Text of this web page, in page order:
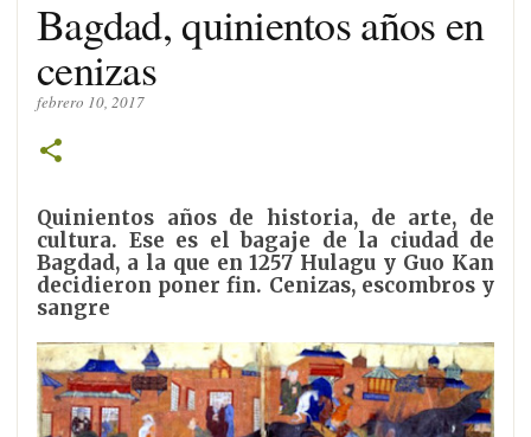
Bagdad, quinientos años en
cenizas
febrero 10, 2017
Quinientos años de historia, de arte, de
cultura. Ese es el bagaje de la ciudad de
Bagdad, a la que en 1257 Hulagu y Guo Kan
decidieron poner fin. Cenizas, escombros y
sangre